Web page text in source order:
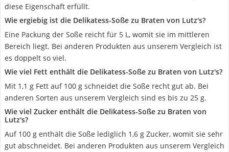
diese Eigenschaft erfüllt.
Wie ergiebig ist die Delikatess-Soße zu Braten von Lutz's?
Eine Packung der Soße reicht für 5 L, womit sie im mittleren
Bereich liegt. Bei anderen Produkten aus unserem Vergleich ist
es doppelt so viel.
Wie viel Fett enthält die Delikatess-Soße zu Braten von Lutz's?
Mit 1,1 g Fett auf 100 g schneidet die Soße recht gut ab. Bei
anderen Sorten aus unserem Vergleich sind es bis zu 25 g.
Wie viel Zucker enthält die Delikatess-Soße zu Braten von
Lutz's?
Auf 100 g enthält die Soße lediglich 1,6 g Zucker, womit sie sehr
gut abschneidet. Bei anderen Produkten aus unserem Vergleich